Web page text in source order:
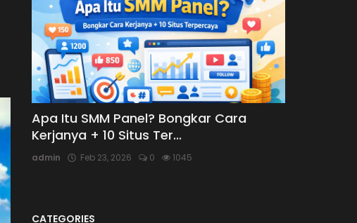
Apa Itu SMM Panel? Bongkar Cara
Kerjanya + 10 Situs Ter...
admin Feb 23, 2026 0 1045
CATEGORIES